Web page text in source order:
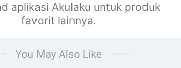
aplikasi Akulaku untuk produk
favorit lainnya.